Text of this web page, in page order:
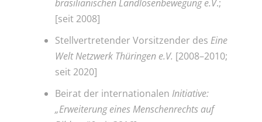
brasilianischen Landlosenbewegung e.V.;
[seit 2008]
Stellvertretender Vorsitzender des Eine
Welt Netzwerk Thüringen e.V. [2008–2010;
seit 2020]
Beirat der internationalen Initiative:
„Erweiterung eines Menschenrechts auf